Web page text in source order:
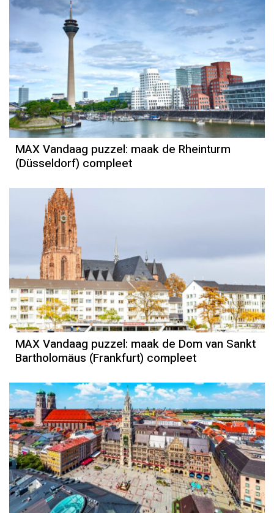
MAX Vandaag puzzel: maak de Rheinturm
(Düsseldorf) compleet
MAX Vandaag puzzel: maak de Dom van Sankt
Bartholomäus (Frankfurt) compleet